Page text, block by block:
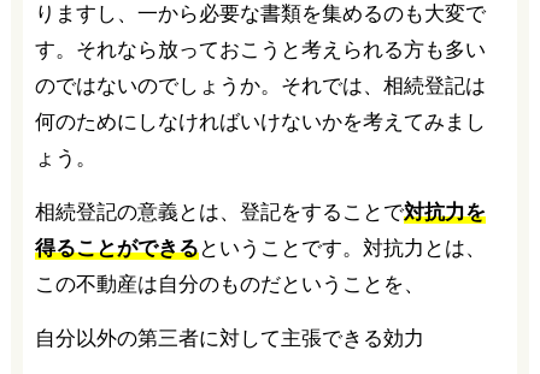
りますし、一から必要な書類を集めるのも大変で
す。それなら放っておこうと考えられる方も多い
のではないのでしょうか。それでは、相続登記は
何のためにしなければいけないかを考えてみまし
ょう。
相続登記の意義とは、登記をすることで対抗力を
得ることができるということです。対抗力とは、
この不動産は自分のものだということを、
自分以外の第三者に対して主張できる効力